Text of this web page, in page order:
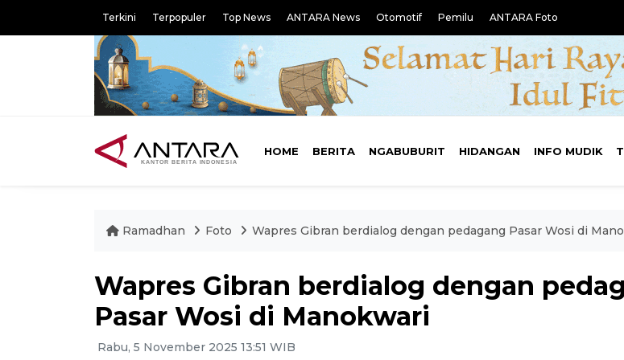
Terkini Terpopuler Top News ANTARA News Otomotif Pemilu ANTARA Foto
HOME BERITA NGABUBURIT HIDANGAN INFO MUDIK
Ramadhan Foto Wapres Gibran berdialog dengan pedagang Pasar Wosi di
Wapres Gibran berdialog dengan
Pasar Wosi di Manokwari
Rabu, 5 November 2025 13:51 WIB